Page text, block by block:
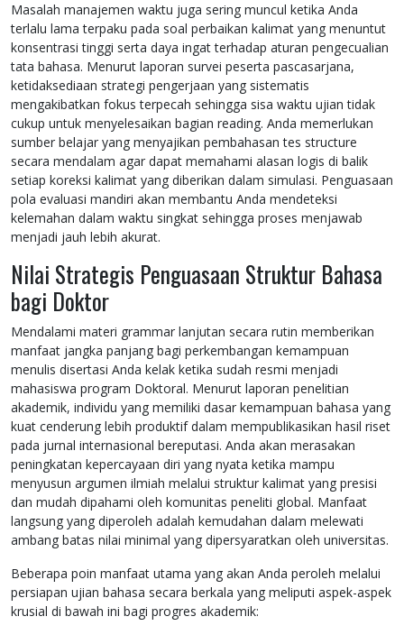
Masalah manajemen waktu juga sering muncul ketika Anda
terlalu lama terpaku pada soal perbaikan kalimat yang menuntut
konsentrasi tinggi serta daya ingat terhadap aturan pengecualian
tata bahasa. Menurut laporan survei peserta pascasarjana,
ketidaksediaan strategi pengerjaan yang sistematis
mengakibatkan fokus terpecah sehingga sisa waktu ujian tidak
cukup untuk menyelesaikan bagian reading. Anda memerlukan
sumber belajar yang menyajikan pembahasan tes structure
secara mendalam agar dapat memahami alasan logis di balik
setiap koreksi kalimat yang diberikan dalam simulasi. Penguasaan
pola evaluasi mandiri akan membantu Anda mendeteksi
kelemahan dalam waktu singkat sehingga proses menjawab
menjadi jauh lebih akurat.
Nilai Strategis Penguasaan Struktur Bahasa
bagi Doktor
Mendalami materi grammar lanjutan secara rutin memberikan
manfaat jangka panjang bagi perkembangan kemampuan
menulis disertasi Anda kelak ketika sudah resmi menjadi
mahasiswa program Doktoral. Menurut laporan penelitian
akademik, individu yang memiliki dasar kemampuan bahasa yang
kuat cenderung lebih produktif dalam mempublikasikan hasil riset
pada jurnal internasional bereputasi. Anda akan merasakan
peningkatan kepercayaan diri yang nyata ketika mampu
menyusun argumen ilmiah melalui struktur kalimat yang presisi
dan mudah dipahami oleh komunitas peneliti global. Manfaat
langsung yang diperoleh adalah kemudahan dalam melewati
ambang batas nilai minimal yang dipersyaratkan oleh universitas.
Beberapa poin manfaat utama yang akan Anda peroleh melalui
persiapan ujian bahasa secara berkala yang meliputi aspek-aspek
krusial di bawah ini bagi progres akademik: